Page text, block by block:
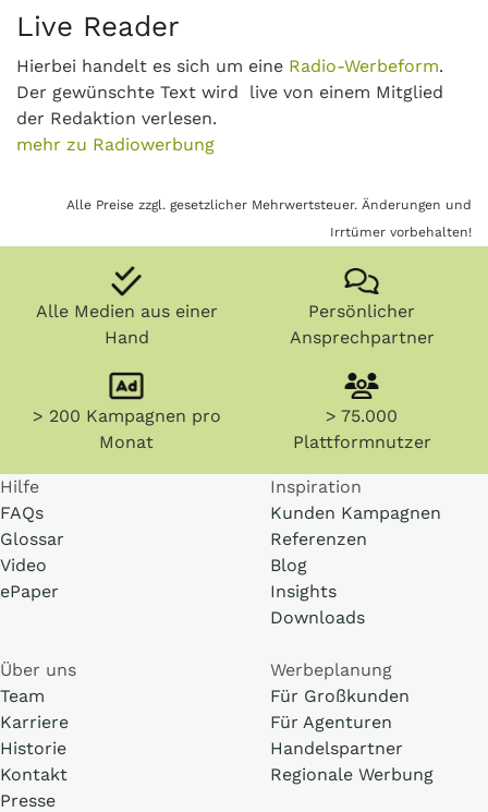
Live Reader
Hierbei handelt es sich um eine Radio-Werbeform.
Der gewünschte Text wird live von einem Mitglied
der Redaktion verlesen.
mehr zu Radiowerbung
Alle Preise zzgl. gesetzlicher Mehrwertsteuer. Änderungen und
Irrtümer vorbehalten!
Alle Medien aus einer
Hand
Persönlicher
Ansprechpartner
> 200 Kampagnen pro
Monat
> 75.000
Plattformnutzer
Hilfe
FAQs
Glossar
Video
ePaper
Inspiration
Kunden Kampagnen
Referenzen
Blog
Insights
Downloads
Über uns
Team
Karriere
Historie
Kontakt
Presse
Werbeplanung
Für Großkunden
Für Agenturen
Handelspartner
Regionale Werbung